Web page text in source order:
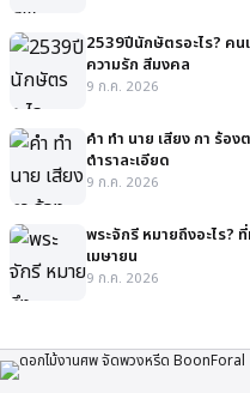
2539ปีนักษัตรอะไร? คน
ความรัก สีมงคล
9 ก.ค. 2026
คํา ทํา นาย เสียง กา ร้อ
ตำราละเอียด
9 ก.ค. 2026
พระจักรี หมายถึงอะไร?
เมษายน
9 ก.ค. 2026